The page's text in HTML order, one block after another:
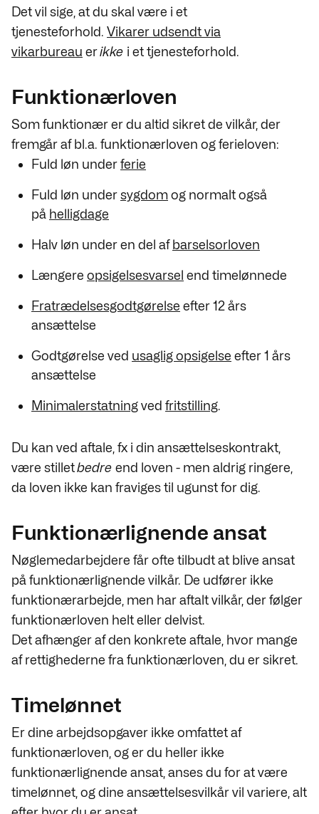
Det vil sige, at du skal være i et
tjenesteforhold. Vikarer udsendt via
vikarbureau erikke i et tjenesteforhold.
Funktionærloven
Som funktionær er du altid sikret de vilkår, der
fremgår af bl.a. funktionærloven og ferieloven:
Fuld løn underferie
Fuld løn undersygdomog normalt også
på helligdage
Halv løn under en del afbarselsorloven
Længere opsigelsesvarsel end timelønnede
Fratrædelsesgodtgørelse efter 12 års
ansættelse
Godtgørelse ved usaglig opsigelse efter 1 års
ansættelse
Minimalerstatningved fritstilling.
Du kan ved aftale, fx i din ansættelseskontrakt,
være stilletbedre end loven - men aldrig ringere,
da loven ikke kan fraviges til ugunst for dig.
Funktionærlignende ansat
Nøglemedarbejdere får ofte tilbudt at blive ansat
på funktionærlignende vilkår. De udfører ikke
funktionærarbejde, men har aftalt vilkår, der følger
funktionærloven helt eller delvist.
Det afhænger af den konkrete aftale, hvor mange
af rettighederne fra funktionærloven, du er sikret.
Timelønnet
Er dine arbejdsopgaver ikke omfattet af
funktionærloven, og er du heller ikke
funktionærlignende ansat, anses du for at være
timelønnet, og dine ansættelsesvilkår vil variere, alt